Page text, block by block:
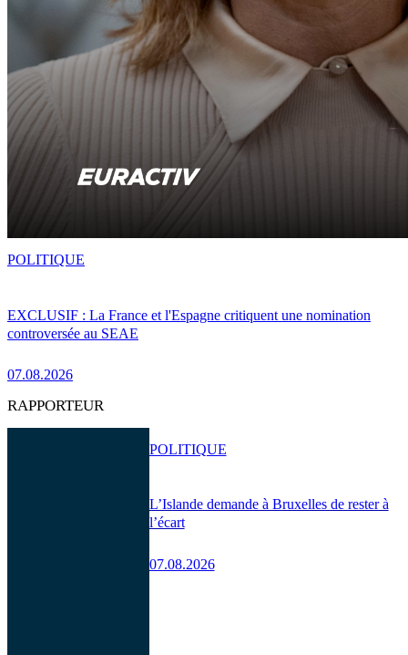
EXCLUSIF : La France et l'Espagne critiquent une nomination
controversée au SEAE
07.08.2026
POLITIQUE
RAPPORTEUR
L’Islande demande à Bruxelles de rester à
l’écart
07.08.2026
POLITIQUE